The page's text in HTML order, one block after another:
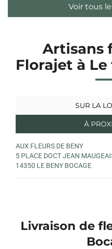
Voir tous
Artisans
Florajet à
SUR LA
À
AUX FLEURS DE BENY
5 PLACE DOCT JEAN
14350 LE BENY BOCAGE
Livraison de